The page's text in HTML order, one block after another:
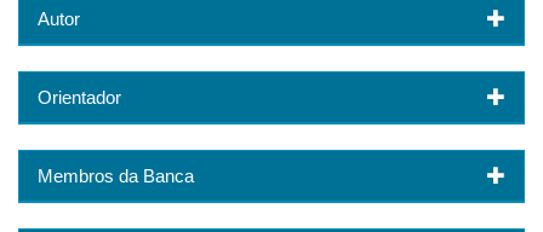
Autor
Orientador
Membros da Banca